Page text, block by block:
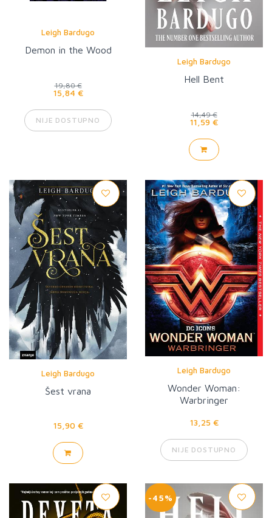
Leigh Bardugo
Demon in the Wood
19,80 €
15,84 €
NIJE DOSTUPNO
Leigh Bardugo
Hell Bent
14,49 €
11,59 €
Leigh Bardugo
Šest vrana
15,90 €
Leigh Bardugo
Wonder Woman:
Warbringer
13,25 €
NIJE DOSTUPNO
-45%